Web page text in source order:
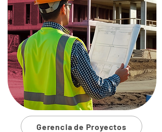
Gerencia de Proyectos